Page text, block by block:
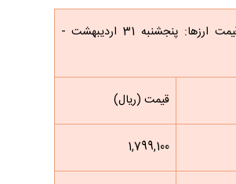
بروزرسانی قیمت ارزها: پنجشنبه 31 اردیبهشت -
قیمت (ریال)
1,799,100